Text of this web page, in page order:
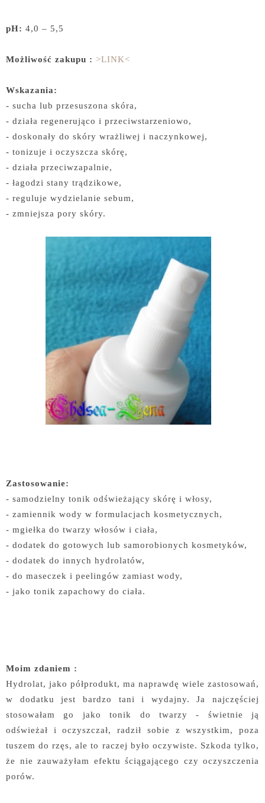
pH: 4,0 – 5,5
Możliwość zakupu : >LINK<
Wskazania:
- sucha lub przesuszona skóra,
- działa regenerująco i przeciwstarzeniowo,
- doskonały do skóry wrażliwej i naczynkowej,
- tonizuje i oczyszcza skórę,
- działa przeciwzapalnie,
- łagodzi stany trądzikowe,
- reguluje wydzielanie sebum,
- zmniejsza pory skóry.
Zastosowanie:
- samodzielny tonik odświeżający skórę i włosy,
- zamiennik wody w formulacjach kosmetycznych,
- mgiełka do twarzy włosów i ciała,
- dodatek do gotowych lub samorobionych kosmetyków,
- dodatek do innych hydrolatów,
- do maseczek i peelingów zamiast wody,
- jako tonik zapachowy do ciała.
Moim zdaniem :
Hydrolat, jako półprodukt, ma naprawdę wiele zastosowań,
w dodatku jest bardzo tani i wydajny. Ja najczęściej
stosowałam go jako tonik do twarzy - świetnie ją
odświeżał i oczyszczał, radził sobie z wszystkim, poza
tuszem do rzęs, ale to raczej było oczywiste. Szkoda tylko,
że nie zauważyłam efektu ściągającego czy oczyszczenia
porów.